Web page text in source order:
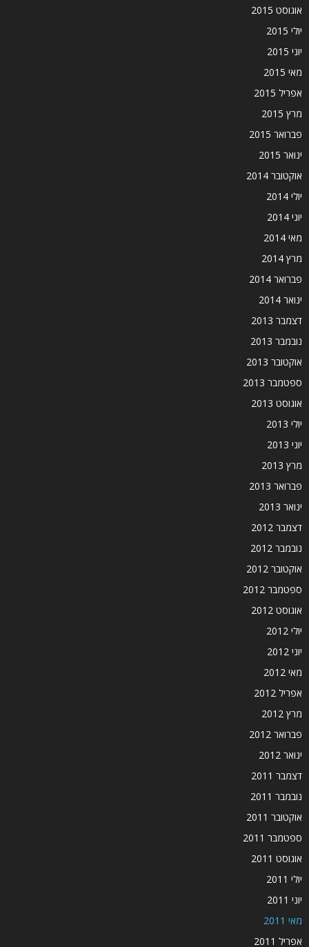
אוגוסט 2015
יולי 2015
יוני 2015
מאי 2015
אפריל 2015
מרץ 2015
פברואר 2015
ינואר 2015
אוקטובר 2014
יולי 2014
יוני 2014
מאי 2014
מרץ 2014
פברואר 2014
ינואר 2014
דצמבר 2013
נובמבר 2013
אוקטובר 2013
ספטמבר 2013
אוגוסט 2013
יולי 2013
יוני 2013
מרץ 2013
פברואר 2013
ינואר 2013
דצמבר 2012
נובמבר 2012
אוקטובר 2012
ספטמבר 2012
אוגוסט 2012
יולי 2012
יוני 2012
מאי 2012
אפריל 2012
מרץ 2012
פברואר 2012
ינואר 2012
דצמבר 2011
נובמבר 2011
אוקטובר 2011
ספטמבר 2011
אוגוסט 2011
יולי 2011
יוני 2011
מאי 2011
אפריל 2011